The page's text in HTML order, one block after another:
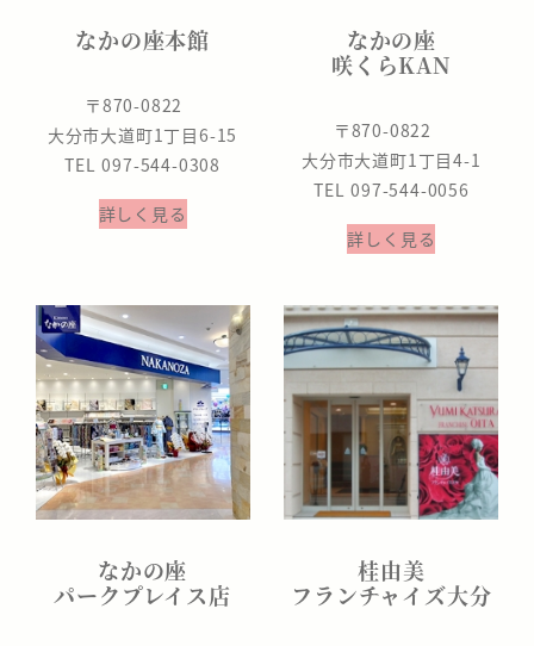
なかの座本館
〒870-0822
大分市大道町1丁目6-15
TEL 097-544-0308
詳しく見る
なかの座
咲くらKAN
〒870-0822
大分市大道町1丁目4-1
TEL 097-544-0056
詳しく見る
なかの座
パークプレイス店
桂由美
フランチャイズ大分